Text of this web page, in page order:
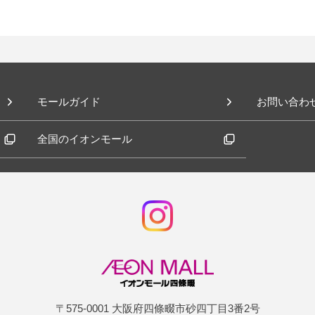
モールガイド お問い合わ
全国のイオンモール
〒575-0001 大阪府四條畷市砂四丁目3番2号